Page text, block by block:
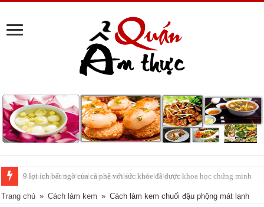
Cách pha nước chanh đá ngon đều nhau 10 ly như 1
Trang chủ » Cách làm kem » Cách làm kem chuối đậu phộng mát lạnh